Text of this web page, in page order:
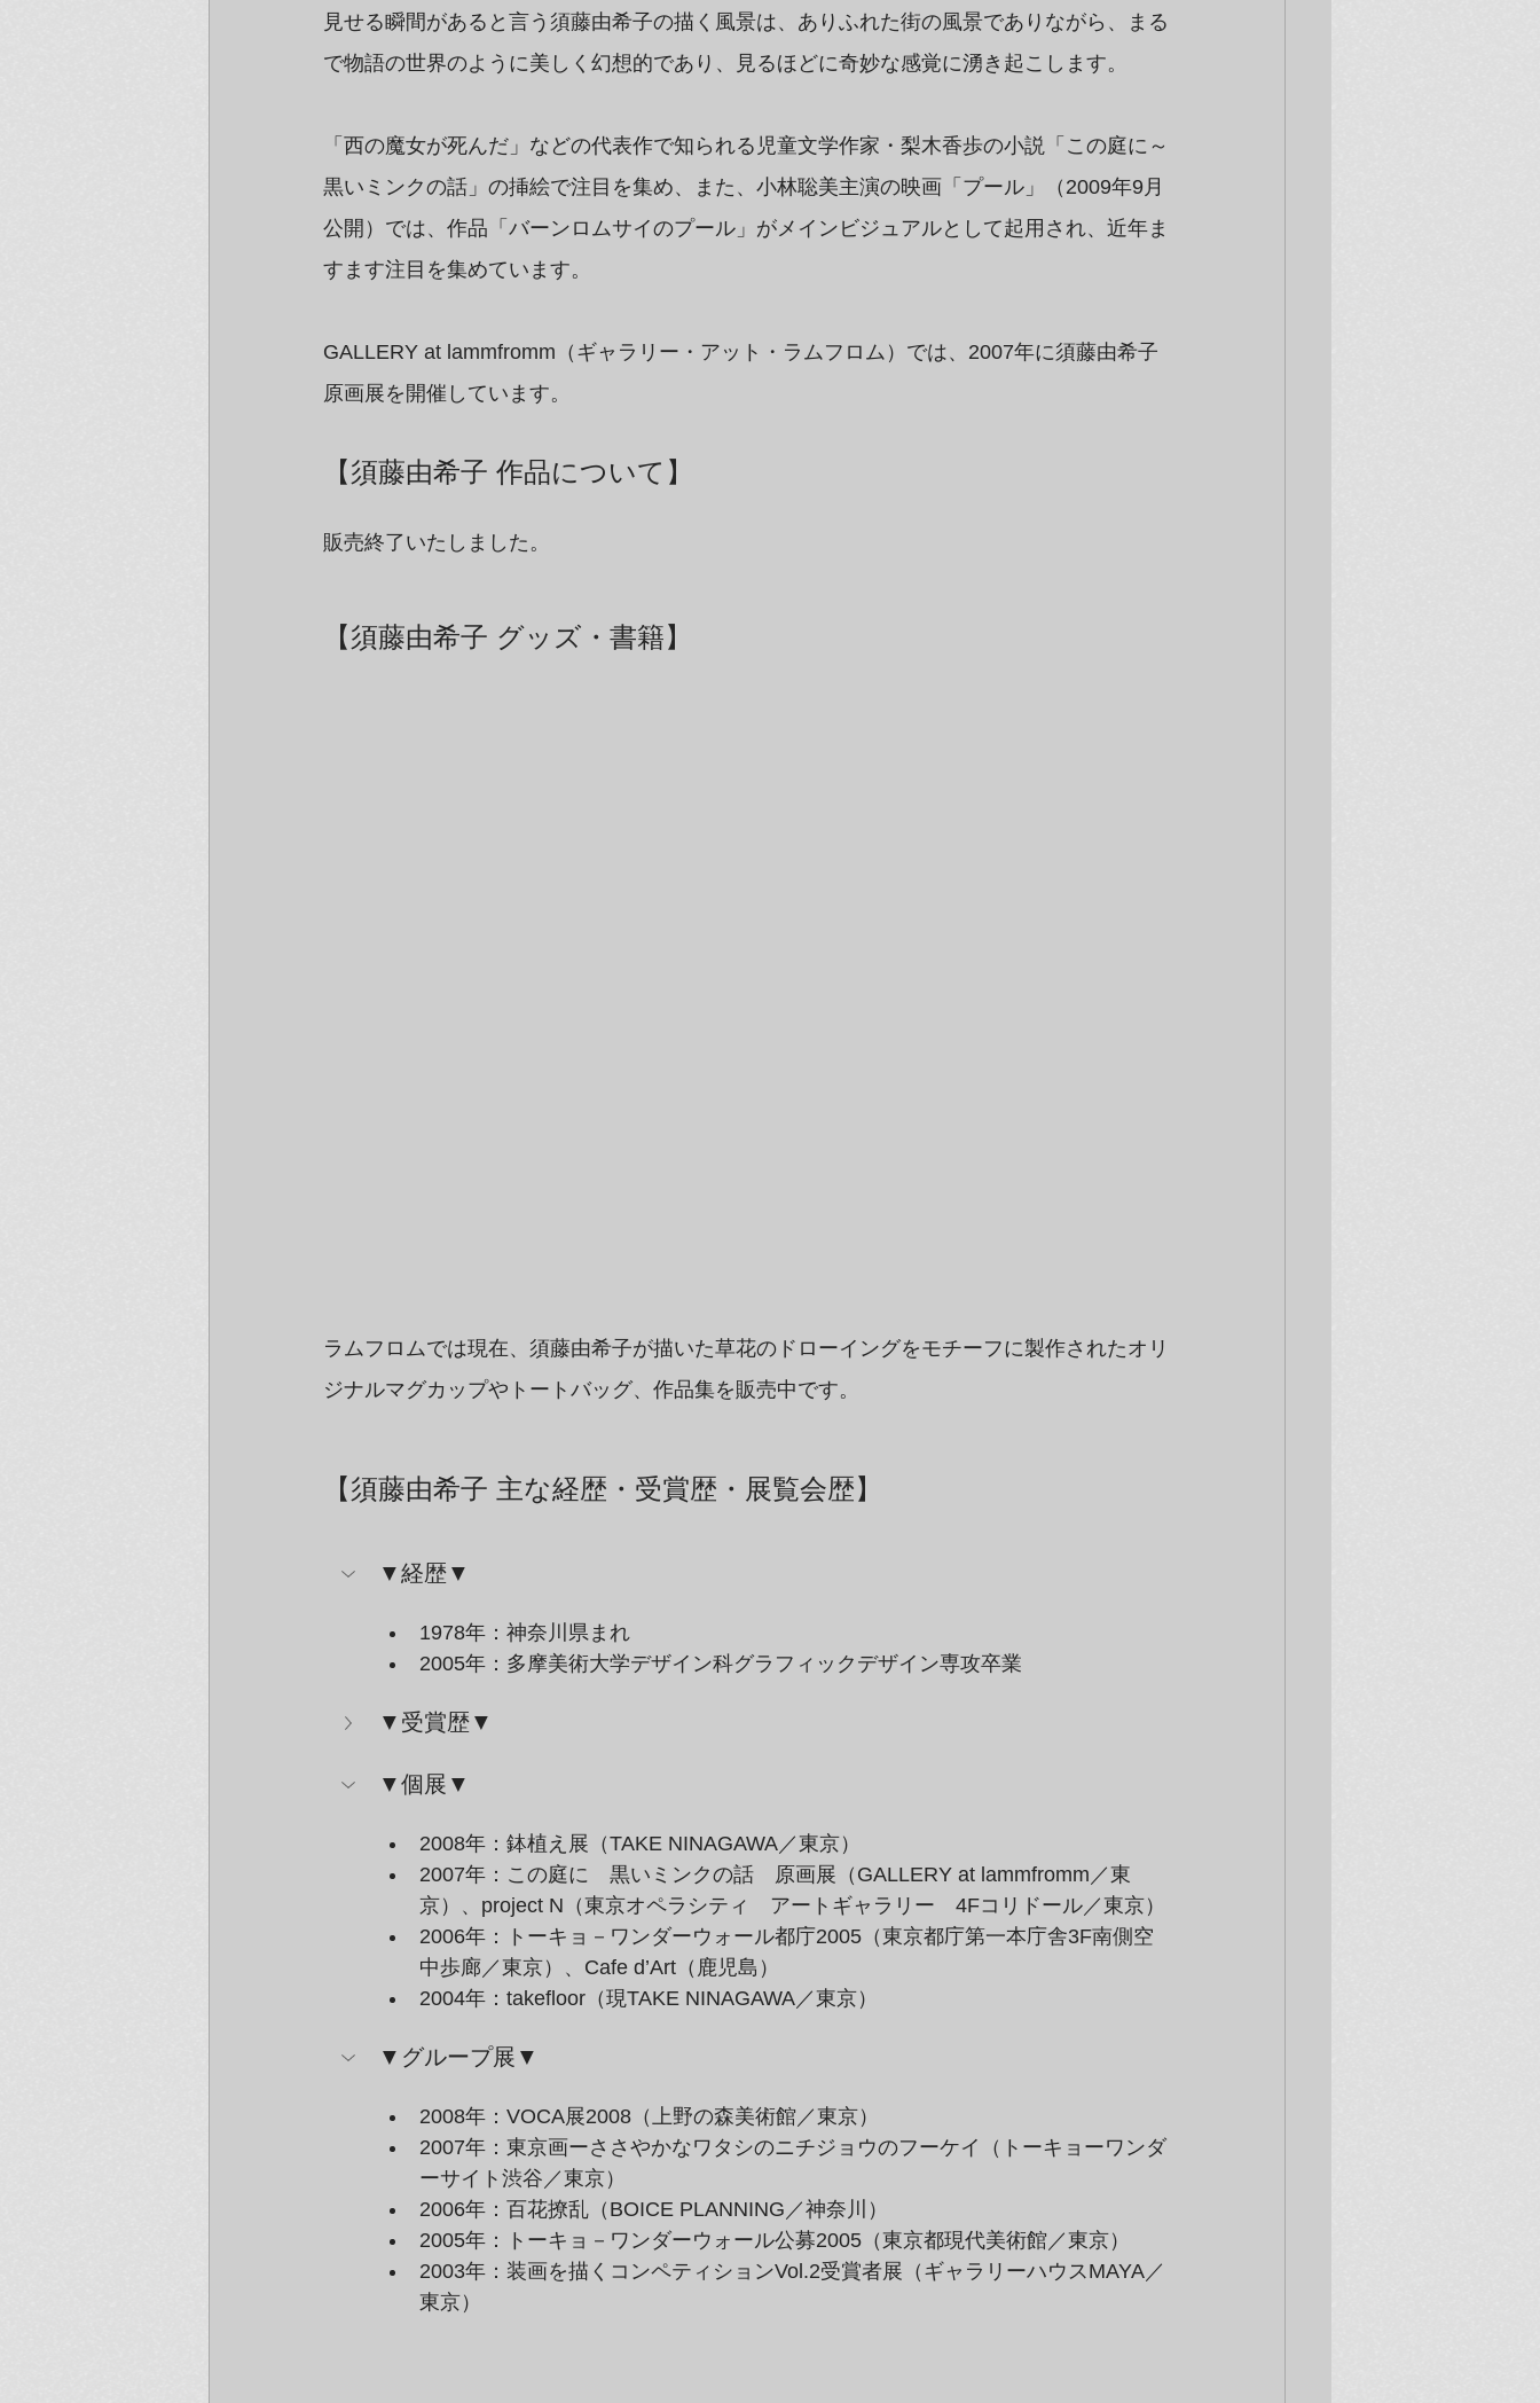
見せる瞬間があると言う須藤由希子の描く風景は、ありふれた街の風景でありながら、まる
で物語の世界のように美しく幻想的であり、見るほどに奇妙な感覚に湧き起こします。
「西の魔女が死んだ」などの代表作で知られる児童文学作家・梨木香歩の小説「この庭に～
黒いミンクの話」の挿絵で注目を集め、また、小林聡美主演の映画「プール」（2009年9月
公開）では、作品「バーンロムサイのプール」がメインビジュアルとして起用され、近年ま
すます注目を集めています。
GALLERY at lammfromm（ギャラリー・アット・ラムフロム）では、2007年に須藤由希子
原画展を開催しています。
【須藤由希子 作品について】
販売終了いたしました。
【須藤由希子 グッズ・書籍】
ラムフロムでは現在、須藤由希子が描いた草花のドローイングをモチーフに製作されたオリ
ジナルマグカップやトートバッグ、作品集を販売中です。
【須藤由希子 主な経歴・受賞歴・展覧会歴】
▼経歴▼
1978年：神奈川県まれ
2005年：多摩美術大学デザイン科グラフィックデザイン専攻卒業
▼受賞歴▼
▼個展▼
2008年：鉢植え展（TAKE NINAGAWA／東京）
2007年：この庭に　黒いミンクの話　原画展（GALLERY at lammfromm／東
京）、project N（東京オペラシティ　アートギャラリー　4Fコリドール／東京）
2006年：トーキョ－ワンダーウォール都庁2005（東京都庁第一本庁舎3F南側空
中歩廊／東京）、Cafe d’Art（鹿児島）
2004年：takefloor（現TAKE NINAGAWA／東京）
▼グループ展▼
2008年：VOCA展2008（上野の森美術館／東京）
2007年：東京画ーささやかなワタシのニチジョウのフーケイ（トーキョーワンダ
ーサイト渋谷／東京）
2006年：百花撩乱（BOICE PLANNING／神奈川）
2005年：トーキョ－ワンダーウォール公募2005（東京都現代美術館／東京）
2003年：装画を描くコンペティションVol.2受賞者展（ギャラリーハウスMAYA／
東京）